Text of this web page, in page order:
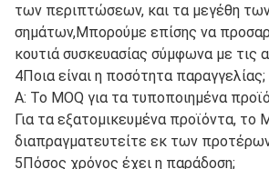
των περιπτώσεων, και τα μεγέθη
σημάτων,Μπορούμε επίσης να
κουτιά συσκευασίας σύμφωνα με τις
4Ποια είναι η ποσότητα παραγγελίας;
Α: Το MOQ για τα τυποποιημένα
Για τα εξατομικευμένα προϊόντα, το
διαπραγματευτείτε εκ των
5Πόσος χρόνος έχει η παράδοση;